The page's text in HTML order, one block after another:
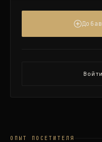
ОПЫТ ПОСЕТИТЕЛЯ